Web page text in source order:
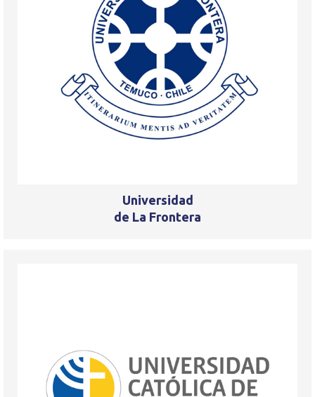
Universidad
de La Frontera